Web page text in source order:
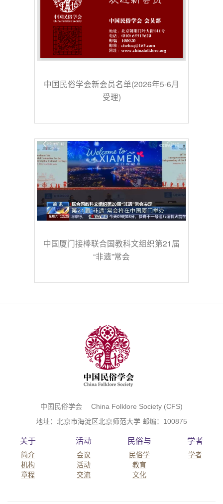
中国民俗学会新会员名单(2026年5-6月
受理)
中国厦门接棒联合国教科文组织第21届
“非遗”常会
中国民俗学会 China Folklore Society (CFS)
地址：北京市海淀区北京师范大学 邮编：100875
关于
简介
机构
章程
活动
会议
活动
交流
民俗与
民俗学
教育
文化
学者
学者